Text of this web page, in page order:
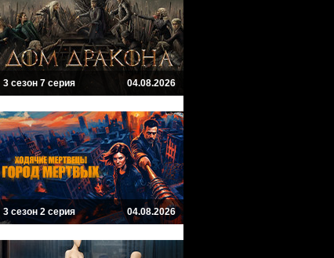
3 сезон 7 серия 04.08.2026
3 сезон 2 серия 04.08.2026